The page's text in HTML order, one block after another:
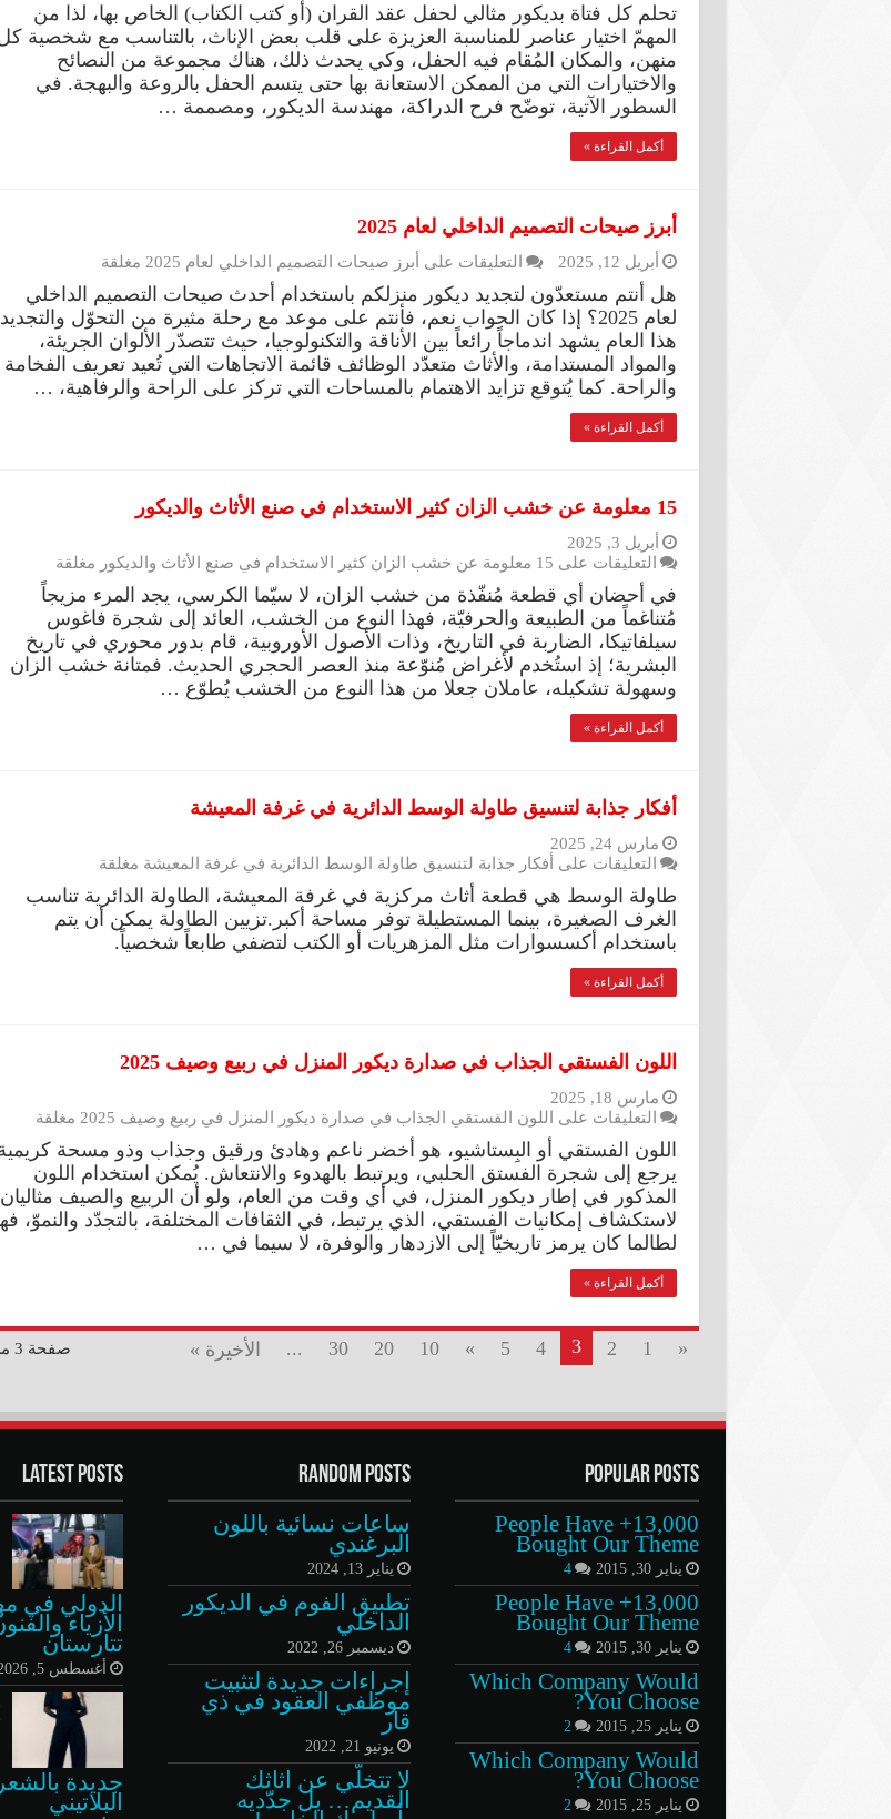
تحلم كل فتاة بديكور مثالي لحفل عقد القران (أو كتب الكتاب) الخاص بها، لذا من
المهمّ اختيار عناصر للمناسبة العزيزة على قلب بعض الإناث، بالتناسب مع شخصية
منهن، والمكان المُقام فيه الحفل، وكي يحدث ذلك، هناك مجموعة من النصائح
والاختيارات التي من الممكن الاستعانة بها حتى يتسم الحفل بالروعة والبهجة. في
السطور الآتية، توضّح فرح الدراكة، مهندسة الديكور، ومصممة …
أكمل القراءة »
أبرز صيحات التصميم الداخلي لعام 2025
أبريل 12, 2025 التعليقات على أبرز صيحات التصميم الداخلي لعام 2025 مغلقة
هل أنتم مستعدّون لتجديد ديكور منزلكم باستخدام أحدث صيحات التصميم الداخلي
لعام 2025؟ إذا كان الجواب نعم، فأنتم على موعد مع رحلة مثيرة من التحوّل
هذا العام يشهد اندماجاً رائعاً بين الأناقة والتكنولوجيا، حيث تتصدّر الألوان الجريئة،
والمواد المستدامة، والأثاث متعدّد الوظائف قائمة الاتجاهات التي تُعيد تعريف الفخامة
والراحة. كما يُتوقع تزايد الاهتمام بالمساحات التي تركز على الراحة والرفاهية، …
أكمل القراءة »
15 معلومة عن خشب الزان كثير الاستخدام في صنع الأثاث والديكور
أبريل 3, 2025
التعليقات على 15 معلومة عن خشب الزان كثير الاستخدام في صنع الأثاث والديكور مغلقة
في أحضان أي قطعة مُنفّذة من خشب الزان، لا سيّما الكرسي، يجد المرء مزيجاً
مُتناغماً من الطبيعة والحرفيّة، فهذا النوع من الخشب، العائد إلى شجرة فاغوس
سيلفاتيكا، الضاربة في التاريخ، وذات الأصول الأوروبية، قام بدور محوري في تاريخ
البشرية؛ إذ استُخدم لأغراض مُنوّعة منذ العصر الحجري الحديث. فمتانة خشب الزان
وسهولة تشكيله، عاملان جعلا من هذا النوع من الخشب يُطوّع …
أكمل القراءة »
أفكار جذابة لتنسيق طاولة الوسط الدائرية في غرفة المعيشة
مارس 24, 2025
التعليقات على أفكار جذابة لتنسيق طاولة الوسط الدائرية في غرفة المعيشة مغلقة
طاولة الوسط هي قطعة أثاث مركزية في غرفة المعيشة، الطاولة الدائرية تناسب
الغرف الصغيرة، بينما المستطيلة توفر مساحة أكبر.تزيين الطاولة يمكن أن يتم
باستخدام أكسسوارات مثل المزهريات أو الكتب لتضفي طابعاً شخصياً.
أكمل القراءة »
اللون الفستقي الجذاب في صدارة ديكور المنزل في ربيع وصيف 2025
مارس 18, 2025
التعليقات على اللون الفستقي الجذاب في صدارة ديكور المنزل في ربيع وصيف 2025 مغلقة
اللون الفستقي أو البِستاشيو، هو أخضر ناعم وهادئ ورقيق وجذاب وذو مسحة
يرجع إلى شجرة الفستق الحلبي، ويرتبط بالهدوء والانتعاش. يُمكن استخدام اللون
المذكور في إطار ديكور المنزل، في أي وقت من العام، ولو أن الربيع والصيف مثاليان
لاستكشاف إمكانيات الفستقي، الذي يرتبط، في الثقافات المختلفة، بالتجدّد والنموّ،
لطالما كان يرمز تاريخيّاً إلى الازدهار والوفرة، لا سيما في …
أكمل القراءة »
صفحة 3 من 91 «
1
2
3
4
5
»
10
20
30
... الأخيرة »
Popular Posts
13,000+ People Have
Bought Our Theme
يناير 30, 2015 4
13,000+ People Have
Bought Our Theme
يناير 30, 2015 4
Which Company Would
You Choose?
يناير 25, 2015 2
Which Company Would
You Choose?
يناير 25, 2015 2
Random Posts
ساعات نسائية باللون
البرغندي
يناير 13, 2024
تطبيق الفوم في الديكور
الداخلي
ديسمبر 26, 2022
إجراءات جديدة لتثبيت
موظفي العقود في ذي
قار
يونيو 21, 2022
لا تتخلّي عن اثاثك
القديم… بل جدّديه
Latest Posts
الدولي في
الأزياء
تتارستان
أغسطس 5, 2026
جديدة
البلاتيني